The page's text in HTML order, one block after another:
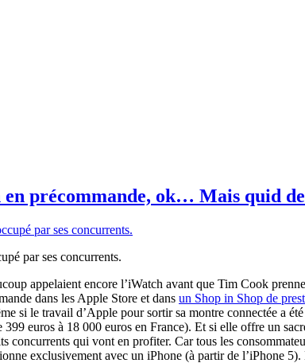
précommande, ok… Mais quid
par ses concurrents.
appelaient encore l’iWatch avant que Tim Cook
dans les Apple Store et dans un Shop in Shop de
si le travail d’Apple pour sortir sa montre connectée a
399 euros à 18 000 euros en France). Et si elle offre un
concurrents qui vont en profiter. Car tous les
exclusivement avec un iPhone (à partir de l’iPhone